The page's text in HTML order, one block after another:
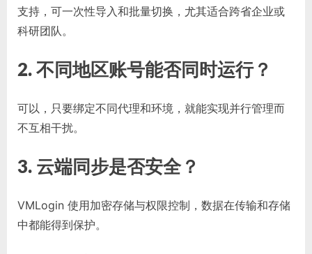
支持，可一次性导入和批量切换，尤其适合跨省企业或
科研团队。
2. 不同地区账号能否同时运行？
可以，只要绑定不同代理和环境，就能实现并行管理而
不互相干扰。
3. 云端同步是否安全？
VMLogin 使用加密存储与权限控制，数据在传输和存储
中都能得到保护。